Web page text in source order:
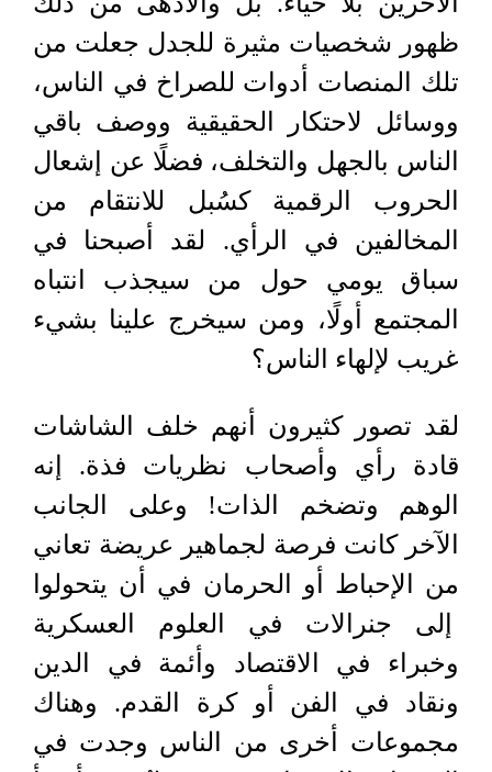
ظهور شخصيات مثيرة للجدل جعلت من
تلك المنصات أدوات للصراخ في الناس،
ووسائل لاحتكار الحقيقية ووصف باقي
الناس بالجهل والتخلف، فضلًا عن إشعال
الحروب الرقمية كسُبل للانتقام من
المخالفين في الرأي. لقد أصبحنا في
سباق يومي حول من سيجذب انتباه
المجتمع أولًا، ومن سيخرج علينا بشيء
غريب لإلهاء الناس؟
لقد تصور كثيرون أنهم خلف الشاشات
قادة رأي وأصحاب نظريات فذة. إنه
الوهم وتضخم الذات! وعلى الجانب
الآخر كانت فرصة لجماهير عريضة تعاني
من الإحباط أو الحرمان في أن يتحولوا
إلى جنرالات في العلوم العسكرية
وخبراء في الاقتصاد وأئمة في الدين
ونقاد في الفن أو كرة القدم. وهناك
مجموعات أخرى من الناس وجدت في